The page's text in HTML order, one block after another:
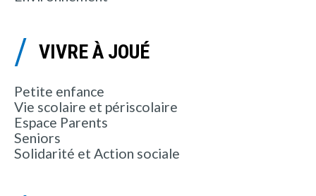
VIVRE À JOUÉ
Petite enfance
Vie scolaire et périscolaire
Espace Parents
Seniors
Solidarité et Action sociale